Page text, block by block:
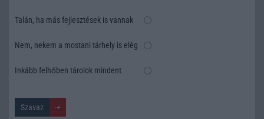
Talán, ha más fejlesztések is vannak
Nem, nekem a mostani tárhely is elég
Inkább felhőben tárolok mindent